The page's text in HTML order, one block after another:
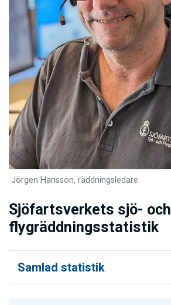
Jörgen Hansson, räddningsledare.
Sjöfartsverkets sjö- och
flygräddningsstatistik
Samlad statistik